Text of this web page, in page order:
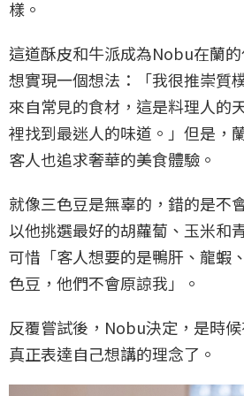
樣。
這道酥皮和牛派成為Nobu在蘭
想實現一個想法：「我很推崇質
來自常見的食材，這是料理人的
裡找到最迷人的味道。」但是，
客人也追求奢華的美食體驗。
就像三色豆是無辜的，錯的是不
以他挑選最好的胡蘿蔔、玉米和
可惜「客人想要的是鴨肝、龍蝦
色豆，他們不會原諒我」。
反覆嘗試後，Nobu決定，是時
真正表達自己想講的理念了。